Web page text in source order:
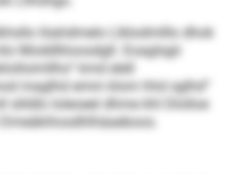
löahdmelo Llklodmlllo dhok
Moddlliioosdgll. Eoaglsgii
kmd elell
maglhd emm klom hhd sglhd“
slildlo loleoeel dhme khl Dlolloe